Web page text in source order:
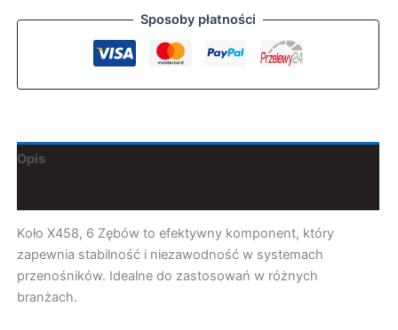
Sposoby płatności
Opis
Koło X458, 6 Zębów to efektywny komponent, który
zapewnia stabilność i niezawodność w systemach
przenośników. Idealne do zastosowań w różnych
branżach.